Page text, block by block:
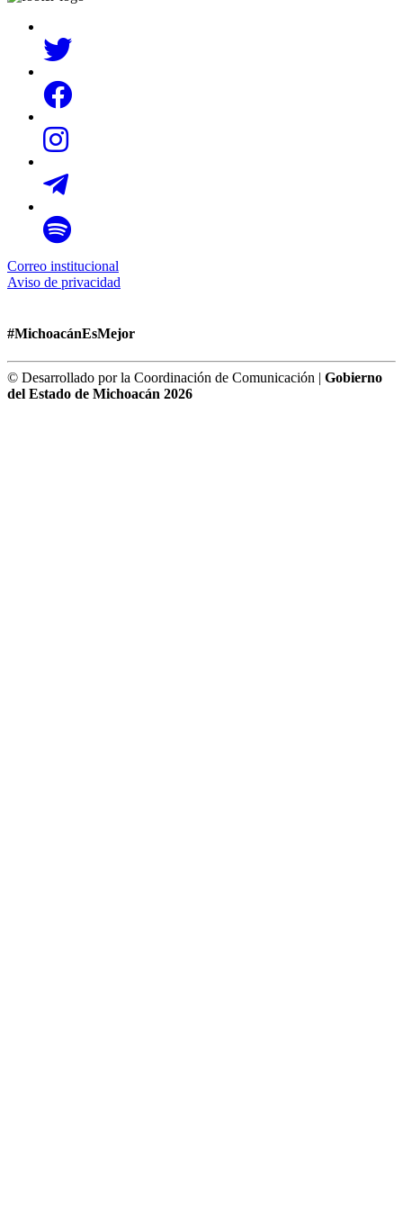
Correo institucional
Aviso de privacidad
#MichoacánEsMejor
© Desarrollado por la Coordinación de Comunicación | Gobierno
del Estado de Michoacán 2026